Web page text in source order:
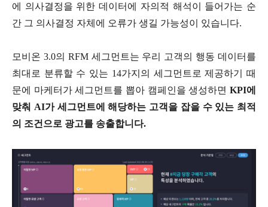
에 의사결정을 위한 데이터에 자의적 해석이 들어가는 순
간 그 의사결정 자체에 오류가 생길 가능성이 있습니다.
모비온 3.0의 RFM 세그먼트는 우리 고객의 행동 데이터를
최대로 분류할 수 있는 14가지의 세그먼트로 제공하기 때
문에 마케터가 세그먼트를 뽑아 캠페인을 생성하면 KPI에
맞춰 AI가 세그먼트에 해당하는 고객을 잡을 수 있는 최적
의 조건으로 광고를 송출합니다.